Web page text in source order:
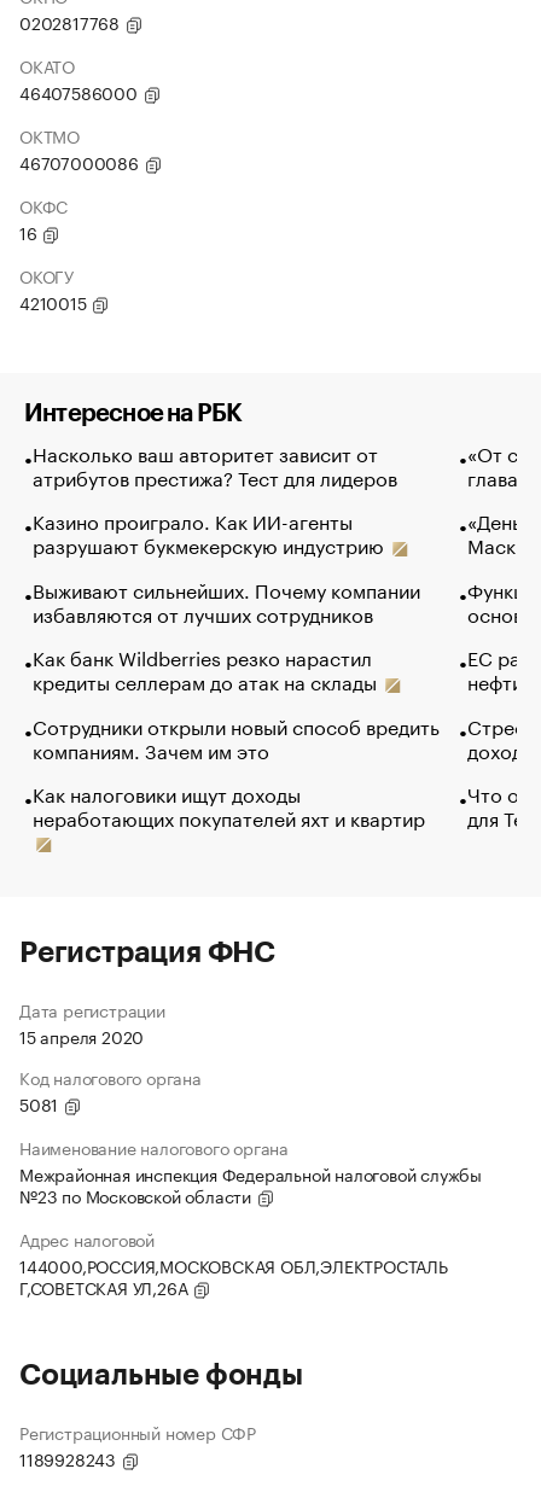
0202817768
ОКАТО
46407586000
ОКТМО
46707000086
ОКФС
16
ОКОГУ
4210015
Интересное на РБК
Насколько ваш авторитет зависит от
атрибутов престижа? Тест для лидеров
Казино проиграло. Как ИИ-агенты
разрушают букмекерскую индустрию
Выживают сильнейших. Почему компании
избавляются от лучших сотрудников
Как банк Wildberries резко нарастил
кредиты селлерам до атак на склады
Сотрудники открыли новый способ вредить
компаниям. Зачем им это
Как налоговики ищут доходы
неработающих покупателей яхт и квартир
«От
глава
Маск в
основ
ЕС
нефти
Что
для
Регистрация ФНС
Дата регистрации
15 апреля 2020
Код налогового органа
5081
Наименование налогового органа
Межрайонная инспекция Федеральной налоговой службы
№23 по Московской области
Адрес налоговой
144000,РОССИЯ,МОСКОВСКАЯ ОБЛ,ЭЛЕКТРОСТАЛЬ
Г,СОВЕТСКАЯ УЛ,26А
Социальные фонды
Регистрационный номер СФР
1189928243